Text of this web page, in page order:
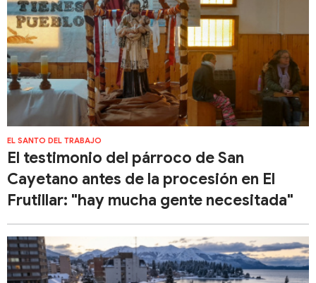
EL SANTO DEL TRABAJO
El testimonio del párroco de San
Cayetano antes de la procesión en El
Frutillar: "hay mucha gente necesitada"